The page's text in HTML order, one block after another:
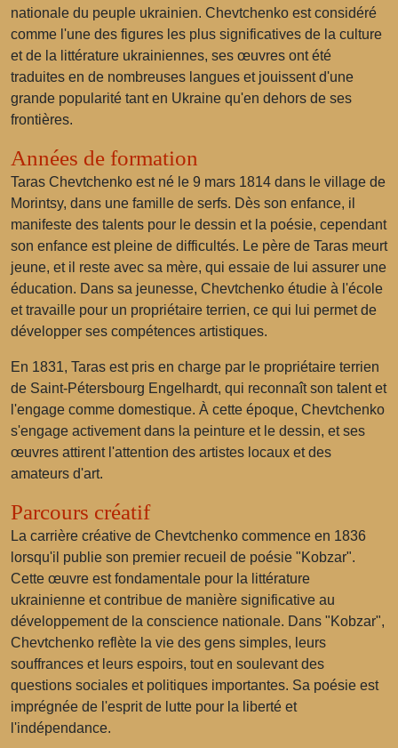
nationale du peuple ukrainien. Chevtchenko est considéré
comme l'une des figures les plus significatives de la culture
et de la littérature ukrainiennes, ses œuvres ont été
traduites en de nombreuses langues et jouissent d'une
grande popularité tant en Ukraine qu'en dehors de ses
frontières.
Années de formation
Taras Chevtchenko est né le 9 mars 1814 dans le village de
Morintsy, dans une famille de serfs. Dès son enfance, il
manifeste des talents pour le dessin et la poésie, cependant
son enfance est pleine de difficultés. Le père de Taras meurt
jeune, et il reste avec sa mère, qui essaie de lui assurer une
éducation. Dans sa jeunesse, Chevtchenko étudie à l'école
et travaille pour un propriétaire terrien, ce qui lui permet de
développer ses compétences artistiques.
En 1831, Taras est pris en charge par le propriétaire terrien
de Saint-Pétersbourg Engelhardt, qui reconnaît son talent et
l'engage comme domestique. À cette époque, Chevtchenko
s'engage activement dans la peinture et le dessin, et ses
œuvres attirent l'attention des artistes locaux et des
amateurs d'art.
Parcours créatif
La carrière créative de Chevtchenko commence en 1836
lorsqu'il publie son premier recueil de poésie "Kobzar".
Cette œuvre est fondamentale pour la littérature
ukrainienne et contribue de manière significative au
développement de la conscience nationale. Dans "Kobzar",
Chevtchenko reflète la vie des gens simples, leurs
souffrances et leurs espoirs, tout en soulevant des
questions sociales et politiques importantes. Sa poésie est
imprégnée de l'esprit de lutte pour la liberté et
l'indépendance.